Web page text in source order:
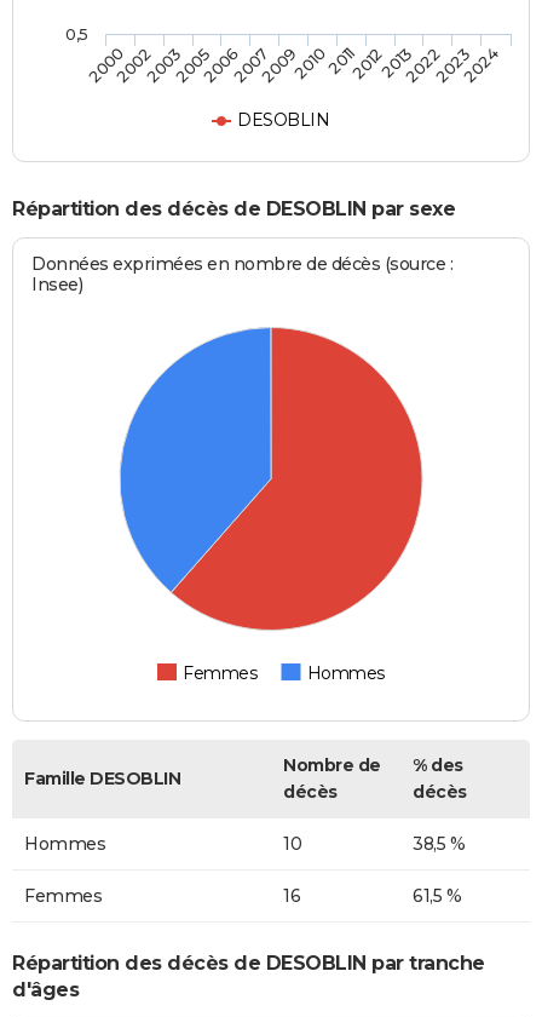
DESOBLIN
20002002200320052006200720092010201120122013202220232024
0,5
Répartition des décès de DESOBLIN par sexe
Données exprimées en nombre de décès (source :
Insee)
Femmes Hommes
Famille DESOBLIN
Nombre de
décès
% des
décès
Hommes 10 38,5 %
Femmes 16 61,5 %
Répartition des décès de DESOBLIN par tranche
d'âges